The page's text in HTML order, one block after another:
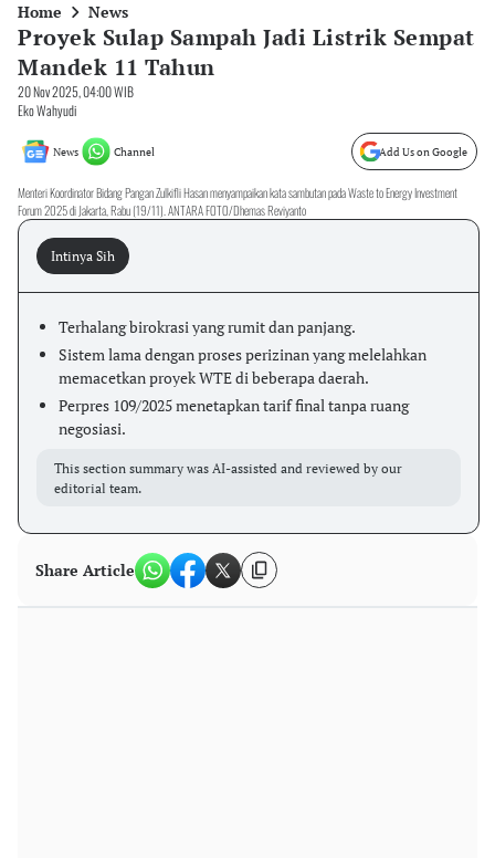
Home News
Proyek Sulap Sampah Jadi Listrik Sempat
Mandek 11 Tahun
20 Nov 2025, 04:00 WIB
Eko Wahyudi
News Channel Add Us on Google
Menteri Koordinator Bidang Pangan Zulkifli Hasan menyampaikan kata sambutan pada Waste to Energy Investment
Forum 2025 di Jakarta, Rabu (19/11). ANTARA FOTO/Dhemas Reviyanto
Intinya Sih
Terhalang birokrasi yang rumit dan panjang.
Sistem lama dengan proses perizinan yang melelahkan
memacetkan proyek WTE di beberapa daerah.
Perpres 109/2025 menetapkan tarif final tanpa ruang
negosiasi.
This section summary was AI-assisted and reviewed by our
editorial team.
Share Article